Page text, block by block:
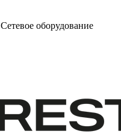
Сетевое оборудование